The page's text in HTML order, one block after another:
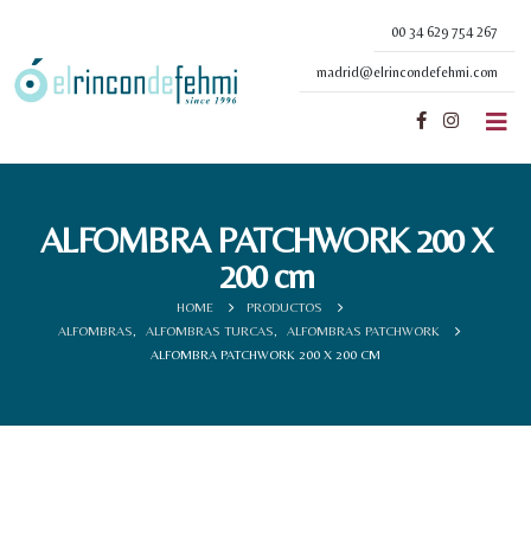
00 34 629 754 267
madrid@elrincondefehmi.com
ALFOMBRA PATCHWORK 200 X
200 cm
HOME
PRODUCTOS
ALFOMBRAS
ALFOMBRAS TURCAS
ALFOMBRAS PATCHWORK
ALFOMBRA PATCHWORK 200 X 200 CM